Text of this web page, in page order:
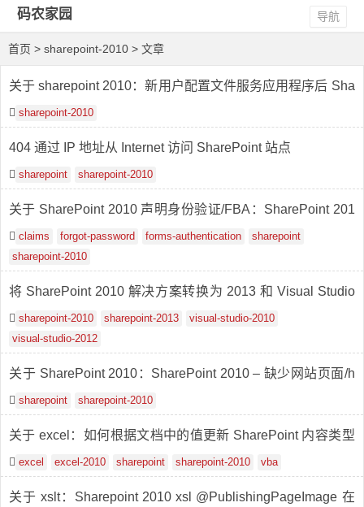
码农家园 导航
首页 > sharepoint-2010 > 文章
关于 sharepoint 2010：新用户配置文件服务应用程序后 Sha
re Point 服务器出现意外错误
sharepoint-2010
404 通过 IP 地址从 Internet 访问 SharePoint 站点
sharepoint sharepoint-2010
关于 SharePoint 2010 声明身份验证/FBA：SharePoint 201
0 声明身份验证/FBA – 重置密码不起作用
claims forgot-password forms-authentication
sharepoint
sharepoint-2010
将 SharePoint 2010 解决方案转换为 2013 和 Visual Studio
2012
sharepoint-2010 sharepoint-2013
visual-studio-2010
visual-studio-2012
关于 SharePoint 2010：SharePoint 2010 – 缺少网站页面/h
ome.aspx
sharepoint sharepoint-2010
关于 excel：如何根据文档中的值更新 SharePoint 内容类型
属性？
excel excel-2010 sharepoint sharepoint-2010 vba
关于 xslt：Sharepoint 2010 xsl @PublishingPageImage 在